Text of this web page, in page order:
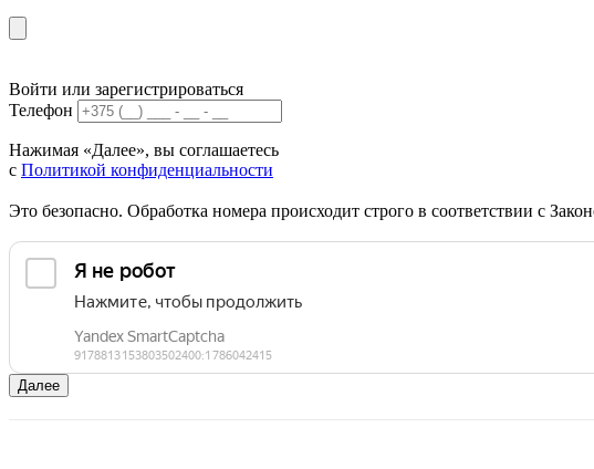
Войти или зарегистрироваться
Телефон
Нажимая «Далее», вы соглашаетесь
с Политикой конфиденциальности
Это безопасно. Обработка номера происходит строго в соответствии с
Далее